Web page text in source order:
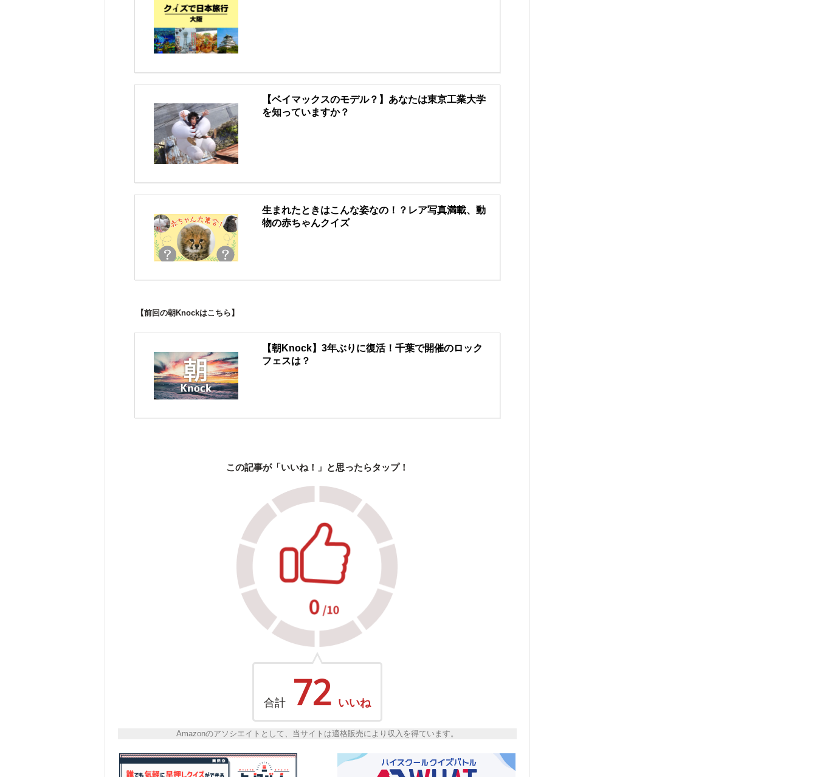
【ベイマックスのモデル？】あなたは東京工業大学
を知っていますか？
生まれたときはこんな姿なの！？レア写真満載、動
物の赤ちゃんクイズ
【前回の朝Knockはこちら】
【朝Knock】3年ぶりに復活！千葉で開催のロック
フェスは？
この記事が「いいね！」と思ったらタップ！
合計 72 いいね
Amazonのアソシエイトとして、当サイトは適格販売により収入を得ています。